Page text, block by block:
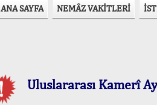
ANA SAYFA NEMÂZ VAKİTLERİ
Uluslararası Kamerî